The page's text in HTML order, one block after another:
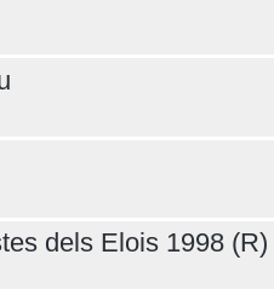
dels Elois 1998 (R)